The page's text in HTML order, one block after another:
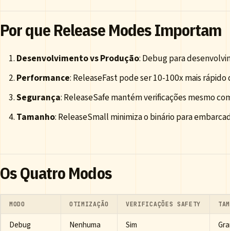
Por que Release Modes Importam
Desenvolvimento vs Produção: Debug para
Performance: ReleaseFast pode ser 10-100x mais
Segurança: ReleaseSafe mantém verificações mesmo
Tamanho: ReleaseSmall minimiza o binário para
Os Quatro Modos
MODO OTIMIZAÇÃO VERIFICAÇÕES SAFETY
Debug Nenhuma Sim